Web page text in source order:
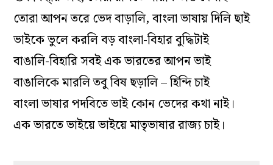
তোরা আপন তরে ভেদ বাড়ালি, বাংলা ভাষায় দিলি ছাই
ভাইকে ভুলে করলি বড় বাংলা-বিহার বুদ্ধিটাই
বাঙালি-বিহারি সবই এক ভারতের আপন ভাই
বাঙালিকে মারলি তবু বিষ ছড়ালি – হিন্দি চাই
বাংলা ভাষার পদবিতে ভাই কোন ভেদের কথা নাই।
এক ভারতে ভাইয়ে ভাইয়ে মাতৃভাষার রাজ্য চাই।